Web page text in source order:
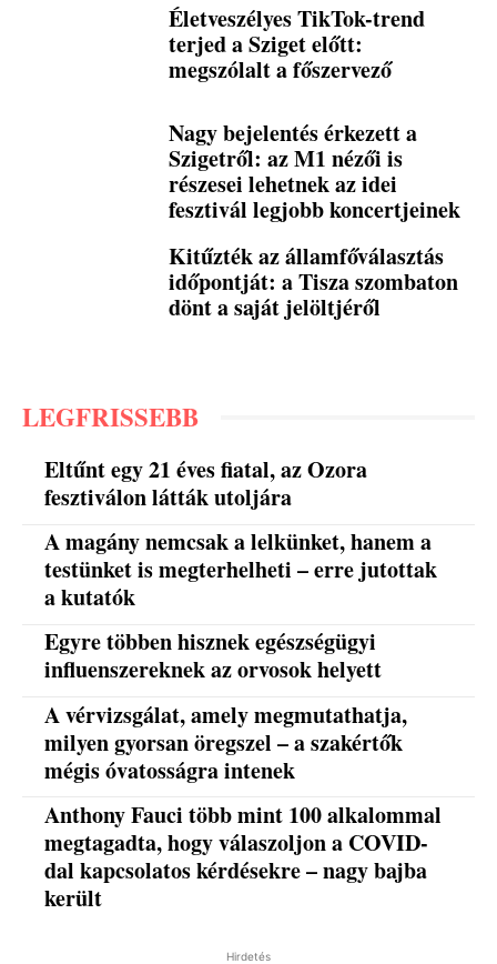
Életveszélyes TikTok-trend
terjed a Sziget előtt:
megszólalt a főszervező
Nagy bejelentés érkezett a
Szigetről: az M1 nézői is
részesei lehetnek az idei
fesztivál legjobb koncertjeinek
Kitűzték az államfőválasztás
időpontját: a Tisza szombaton
dönt a saját jelöltjéről
LEGFRISSEBB
Eltűnt egy 21 éves fiatal, az Ozora
fesztiválon látták utoljára
A magány nemcsak a lelkünket, hanem a
testünket is megterhelheti – erre jutottak
a kutatók
Egyre többen hisznek egészségügyi
influenszereknek az orvosok helyett
A vérvizsgálat, amely megmutathatja,
milyen gyorsan öregszel – a szakértők
mégis óvatosságra intenek
Anthony Fauci több mint 100 alkalommal
megtagadta, hogy válaszoljon a COVID-
dal kapcsolatos kérdésekre – nagy bajba
került
Hirdetés